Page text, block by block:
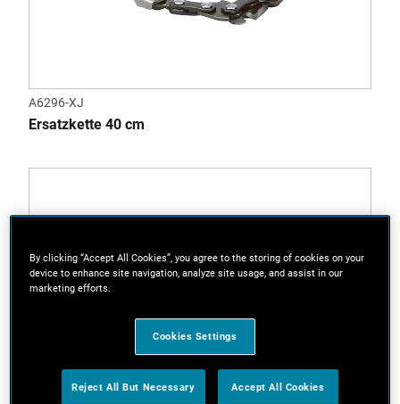
A6296-XJ
Ersatzkette 40 cm
By clicking “Accept All Cookies”, you agree to the storing of cookies on your
device to enhance site navigation, analyze site usage, and assist in our
marketing efforts.
Cookies Settings
Reject All But Necessary Accept All Cookies